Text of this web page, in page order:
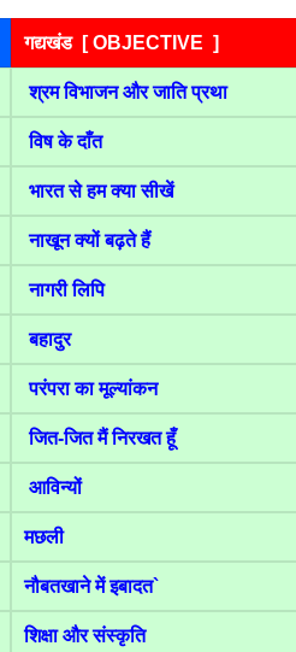
गद्यखंड [ OBJECTIVE ]
श्रम विभाजन और जाति प्रथा
विष के दाँत
भारत से हम क्या सीखें
नाखून क्यों बढ़ते हैं
नागरी लिपि
बहादुर
परंपरा का मूल्यांकन
जित-जित मैं निरखत हूँ
आविन्यों
मछली
नौबतखाने में इबादत`
शिक्षा और संस्कृति